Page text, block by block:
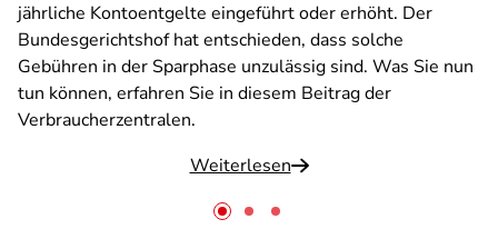
jährliche Kontoentgelte eingeführt oder erhöht. Der
Bundesgerichtshof hat entschieden, dass solche
Gebühren in der Sparphase unzulässig sind. Was Sie nun
tun können, erfahren Sie in diesem Beitrag der
Verbraucherzentralen.
Weiterlesen